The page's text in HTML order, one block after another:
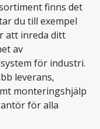
finns det
du till exempel
att inreda ditt
av
för industri.
leverans,
monteringshjälp
för alla